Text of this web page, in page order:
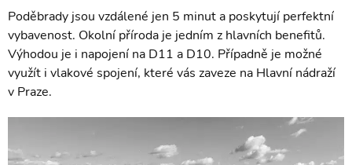
Poděbrady jsou vzdálené jen 5 minut a poskytují perfektní
vybavenost. Okolní příroda je jedním z hlavních benefitů.
Výhodou je i napojení na D11 a D10. Případně je možné
využít i vlakové spojení, které vás zaveze na Hlavní nádraží
v Praze.